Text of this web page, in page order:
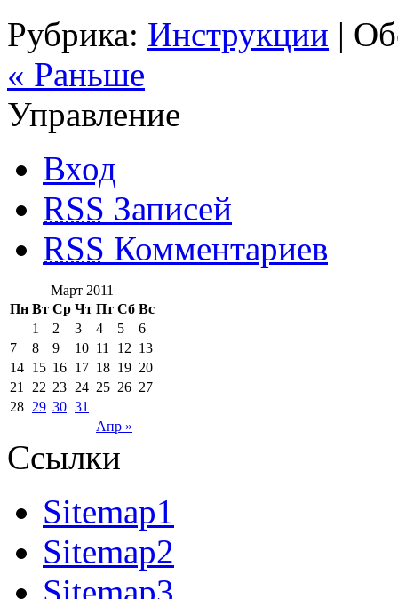
Рубрика: Инструкции |
« Раньше
Управление
Вход
RSS Записей
RSS Комментариев
Март 2011
Пн Вт Ср Чт Пт Сб Вс
Апр »
1 2 3 4 5
6
7
8 9 10 11 12 13
14 15 16 17 18 19 20
21
22 23 24 25 26 27
28 29 30 31
Ссылки
Sitemap1
Sitemap2
Sitemap3